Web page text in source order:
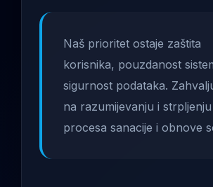
Naš prioritet ostaje zaštita
korisnika, pouzdanost
sigurnost podataka.
na razumijevanju i
procesa sanacije i obnove